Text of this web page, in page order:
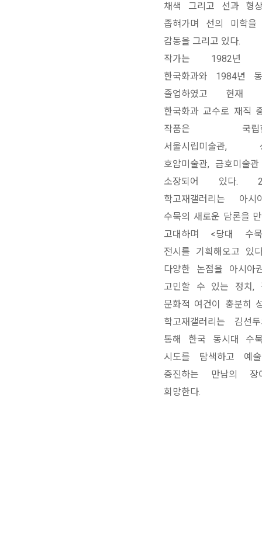
채색 그리고 선과 형
좁혀가며 선의 미학
감동을 그리고 있다.
작가는 1982년 중
한국화과와 1984년
졸업하였고 현재
한국화과 교수로 재직
작품은 국립현
서울시립미술관, 성
호암미술관, 금호미술
소장되어 있다.
학고재갤러리는 아
수묵의 새로운 담론을
고대하며 <당대 수
전시를 기획해오고 있
다양한 논점을 아시아
고민할 수 있는 정치,
문화적 여건이 충분히
학고재갤러리는 김선
통해 한국 동시대 수
시도를 탐색하고 예
증진하는 만남의 장
희망한다.